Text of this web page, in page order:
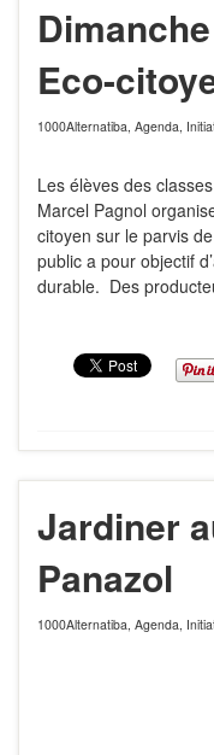
Eco-
1000Alternatiba, Agenda,
Les élèves des
Marcel Pagnol
citoyen sur le parvis
public a pour objectif
durable. Des
Jardiner
Panazol
1000Alternatiba, Agenda,